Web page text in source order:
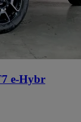
e-Hybr